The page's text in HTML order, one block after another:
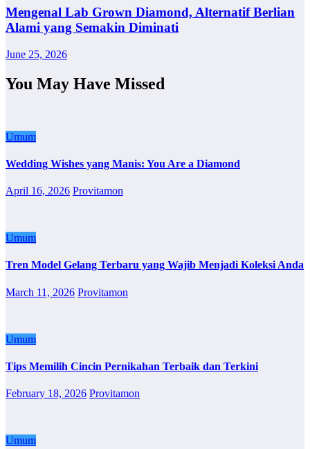
Mengenal Lab Grown Diamond, Alternatif Berlian
Alami yang Semakin Diminati
June 25, 2026
You May Have Missed
Umum
Wedding Wishes yang Manis: You Are a Diamond
April 16, 2026 Provitamon
Umum
Tren Model Gelang Terbaru yang Wajib Menjadi Koleksi Anda
March 11, 2026 Provitamon
Umum
Tips Memilih Cincin Pernikahan Terbaik dan Terkini
February 18, 2026 Provitamon
Umum